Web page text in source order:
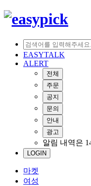
EASYTALK
ALERT
전체
주문
공지
문의
안내
광고
알림 내역은
LOGIN
마켓
여성